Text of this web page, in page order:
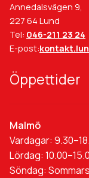
Annedalsvägen 9,
227 64 Lund
Tel: 046-211 23 24
E-post:
Öppettider
Malmö
Vardagar:
Lördag:
Söndag: